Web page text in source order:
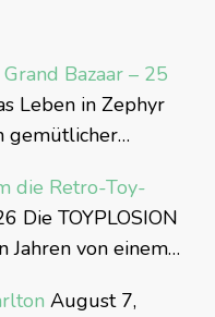
Bazaar – 25
Leben in Zephyr
gemütlicher…
die Retro-Toy-
Die TOYPLOSION
Jahren von einem…
August 7,